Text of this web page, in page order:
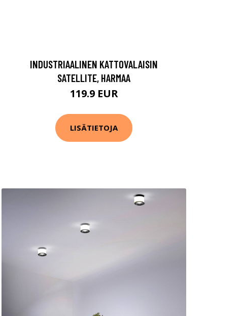
INDUSTRIAALINEN KATTOVALAISIN
SATELLITE, HARMAA
119.9 EUR
LISÄTIETOJA